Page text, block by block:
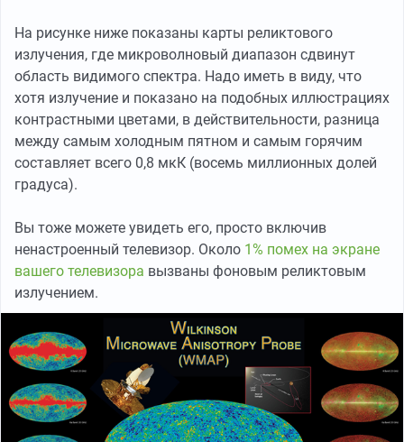
На рисунке ниже показаны карты реликтового
излучения, где микроволновый диапазон сдвинут
область видимого спектра. Надо иметь в виду, что
хотя излучение и показано на подобных иллюстрациях
контрастными цветами, в действительности, разница
между самым холодным пятном и самым горячим
составляет всего 0,8 мкК (восемь миллионных долей
градуса).
Вы тоже можете увидеть его, просто включив
ненастроенный телевизор. Около 1% помех на экране
вашего телевизора вызваны фоновым реликтовым
излучением.